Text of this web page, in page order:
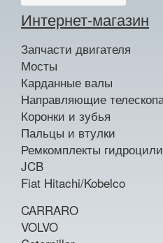
Интернет-магазин
Запчасти двигателя
Мосты
Карданные валы
Направляющие
Коронки и зубья
Пальцы и втулки
Ремкомплекты
JCB
Fiat Hitachi/Kobelco
CARRARO
VOLVO